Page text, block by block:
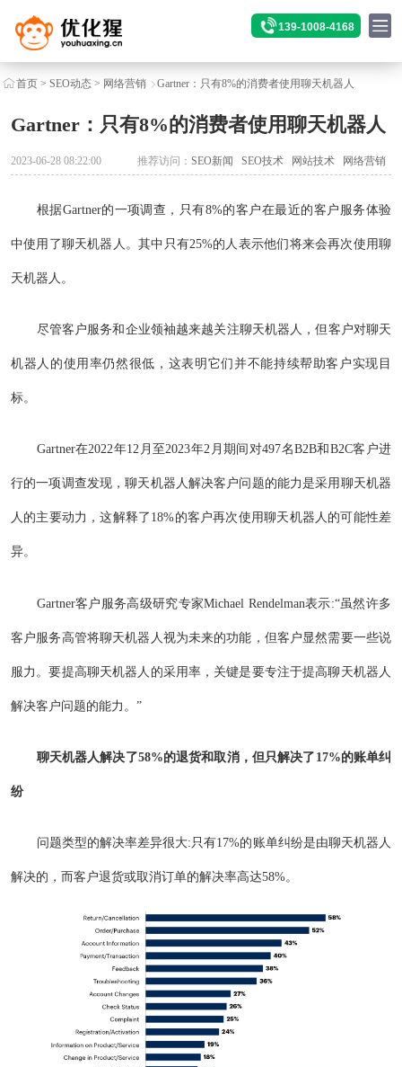
139-1008-4168
首页> SEO动态> 网络营销 Gartner：只有8%的消费者使用聊天机器人
Gartner：只有8%的消费者使用聊天机器人
2023-06-28 08:22:00 推荐访问：SEO新闻 SEO技术 网站技术 网络营销
根据Gartner的一项调查，只有8%的客户在最近的客户服务体验
中使用了聊天机器人。其中只有25%的人表示他们将来会再次使用聊
天机器人。
尽管客户服务和企业领袖越来越关注聊天机器人，但客户对聊天
机器人的使用率仍然很低，这表明它们并不能持续帮助客户实现目
标。
Gartner在2022年12月至2023年2月期间对497名B2B和B2C客户进
行的一项调查发现，聊天机器人解决客户问题的能力是采用聊天机器
人的主要动力，这解释了18%的客户再次使用聊天机器人的可能性差
异。
Gartner客户服务高级研究专家Michael Rendelman表示:“虽然许多
客户服务高管将聊天机器人视为未来的功能，但客户显然需要一些说
服力。要提高聊天机器人的采用率，关键是要专注于提高聊天机器人
解决客户问题的能力。”
聊天机器人解决了58%的退货和取消，但只解决了17%的账单纠
纷
问题类型的解决率差异很大:只有17%的账单纠纷是由聊天机器人
解决的，而客户退货或取消订单的解决率高达58%。